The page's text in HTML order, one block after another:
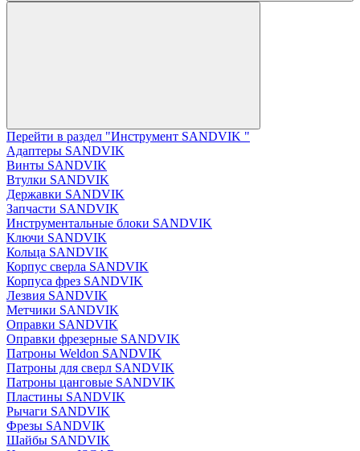
Перейти в раздел "Инструмент SANDVIK "
Адаптеры SANDVIK
Винты SANDVIK
Втулки SANDVIK
Державки SANDVIK
Запчасти SANDVIK
Инструментальные блоки SANDVIK
Ключи SANDVIK
Кольца SANDVIK
Корпус сверла SANDVIK
Корпуса фрез SANDVIK
Лезвия SANDVIK
Метчики SANDVIK
Оправки SANDVIK
Оправки фрезерные SANDVIK
Патроны Weldon SANDVIK
Патроны для сверл SANDVIK
Патроны цанговые SANDVIK
Пластины SANDVIK
Рычаги SANDVIK
Фрезы SANDVIK
Шайбы SANDVIK